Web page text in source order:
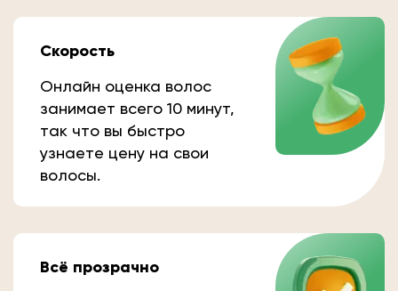
Скорость
Онлайн оценка волос
занимает всего 10 минут,
так что вы быстро
узнаете цену на свои
волосы.
Всё прозрачно